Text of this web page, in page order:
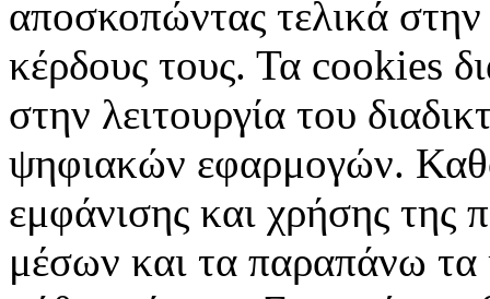
αποσκοπώντας τελικά
κέρδους τους. Τα cookies
στην λειτουργία του
ψηφιακών εφαρμογών.
εμφάνισης και χρήσης της
μέσων και τα παραπάνω τα